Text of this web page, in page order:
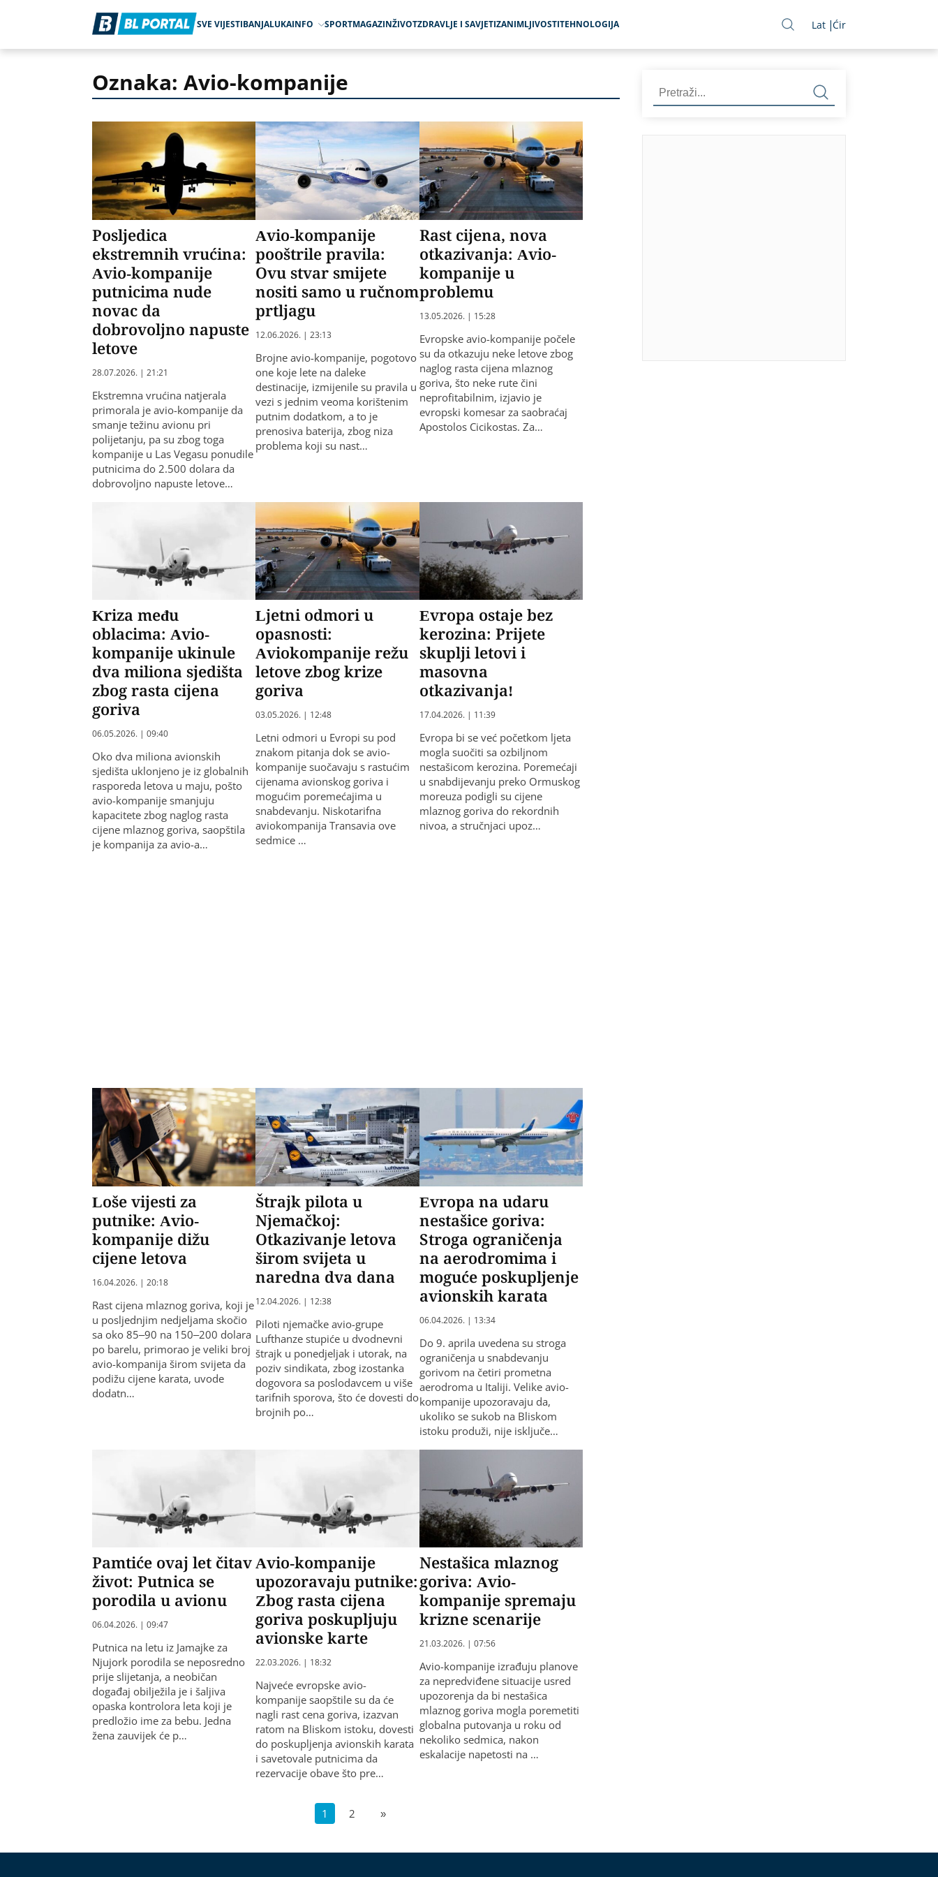
SVE VIJESTIBANJALUKAINFO SPORTMAGAZINŽIVOTZDRAVLJE I SAVJETIZANIMLJIVOSTITEHNOLOGIJA Lat Ćir
Oznaka: Avio-kompanije
Posljedica
ekstremnih vrućina:
Avio-kompanije
putnicima nude
novac da
dobrovoljno napuste
letove
28.07.2026. | 21:21
Ekstremna vrućina natjerala
primorala je avio-kompanije da
smanje težinu avionu pri
polijetanju, pa su zbog toga
kompanije u Las Vegasu ponudile
putnicima do 2.500 dolara da
dobrovoljno napuste letove…
Avio-kompanije
pooštrile pravila:
Ovu stvar smijete
nositi samo u ručnom
prtljagu
12.06.2026. | 23:13
Brojne avio-kompanije, pogotovo
one koje lete na daleke
destinacije, izmijenile su pravila u
vezi s jednim veoma korištenim
putnim dodatkom, a to je
prenosiva baterija, zbog niza
problema koji su nast…
Rast cijena, nova
otkazivanja: Avio-
kompanije u
problemu
13.05.2026. | 15:28
Evropske avio-kompanije počele
su da otkazuju neke letove zbog
naglog rasta cijena mlaznog
goriva, što neke rute čini
neprofitabilnim, izjavio je
evropski komesar za saobraćaj
Apostolos Cicikostas. Za…
Kriza među
oblacima: Avio-
kompanije ukinule
dva miliona sjedišta
zbog rasta cijena
goriva
06.05.2026. | 09:40
Oko dva miliona avionskih
sjedišta uklonjeno je iz globalnih
rasporeda letova u maju, pošto
avio-kompanije smanjuju
kapacitete zbog naglog rasta
cijene mlaznog goriva, saopštila
je kompanija za avio-a…
Ljetni odmori u
opasnosti:
Aviokompanije režu
letove zbog krize
goriva
03.05.2026. | 12:48
Letni odmori u Evropi su pod
znakom pitanja dok se avio-
kompanije suočavaju s rastućim
cijenama avionskog goriva i
mogućim poremećajima u
snabdevanju. Niskotarifna
aviokompanija Transavia ove
sedmice …
Evropa ostaje bez
kerozina: Prijete
skuplji letovi i
masovna
otkazivanja!
17.04.2026. | 11:39
Evropa bi se već početkom ljeta
mogla suočiti sa ozbiljnom
nestašicom kerozina. Poremećaji
u snabdijevanju preko Ormuskog
moreuza podigli su cijene
mlaznog goriva do rekordnih
nivoa, a stručnjaci upoz…
Loše vijesti za
putnike: Avio-
kompanije dižu
cijene letova
16.04.2026. | 20:18
Rast cijena mlaznog goriva, koji je
u posljednjim nedjeljama skočio
sa oko 85–90 na 150–200 dolara
po barelu, primorao je veliki broj
avio-kompanija širom svijeta da
podižu cijene karata, uvode
dodatn…
Štrajk pilota u
Njemačkoj:
Otkazivanje letova
širom svijeta u
naredna dva dana
12.04.2026. | 12:38
Piloti njemačke avio-grupe
Lufthanze stupiće u dvodnevni
štrajk u ponedjeljak i utorak, na
poziv sindikata, zbog izostanka
dogovora sa poslodavcem u više
tarifnih sporova, što će dovesti do
brojnih po…
Evropa na udaru
nestašice goriva:
Stroga ograničenja
na aerodromima i
moguće poskupljenje
avionskih karata
06.04.2026. | 13:34
Do 9. aprila uvedena su stroga
ograničenja u snabdevanju
gorivom na četiri prometna
aerodroma u Italiji. Velike avio-
kompanije upozoravaju da,
ukoliko se sukob na Bliskom
istoku produži, nije isključe…
Pamtiće ovaj let čitav
život: Putnica se
porodila u avionu
06.04.2026. | 09:47
Putnica na letu iz Jamajke za
Njujork porodila se neposredno
prije slijetanja, a neobičan
događaj obilježila je i šaljiva
opaska kontrolora leta koji je
predložio ime za bebu. Jedna
žena zauvijek će p…
Avio-kompanije
upozoravaju putnike:
Zbog rasta cijena
goriva poskupljuju
avionske karte
22.03.2026. | 18:32
Najveće evropske avio-
kompanije saopštile su da će
nagli rast cena goriva, izazvan
ratom na Bliskom istoku, dovesti
do poskupljenja avionskih karata
i savetovale putnicima da
rezervacije obave što pre…
Nestašica mlaznog
goriva: Avio-
kompanije spremaju
krizne scenarije
21.03.2026. | 07:56
Avio-kompanije izrađuju planove
za nepredviđene situacije usred
upozorenja da bi nestašica
mlaznog goriva mogla poremetiti
globalna putovanja u roku od
nekoliko sedmica, nakon
eskalacije napetosti na …
1 2 »